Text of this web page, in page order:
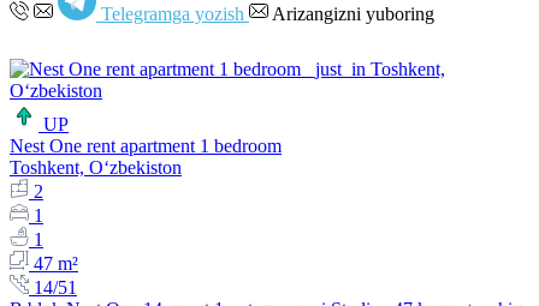
Telegramga yozish Arizangizni yuboring
UP
Nest One rent apartment 1 bedroom
Toshkent, Oʻzbekiston
2
1
1
47 m²
14/51